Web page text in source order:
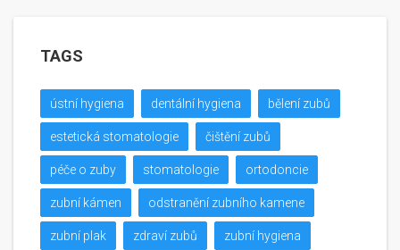
TAGS
ústní hygiena dentální hygiena bělení zubů
estetická stomatologie čištění zubů
péče o zuby stomatologie ortodoncie
zubní kámen odstranění zubního kamene
zubní plak zdraví zubů zubní hygiena